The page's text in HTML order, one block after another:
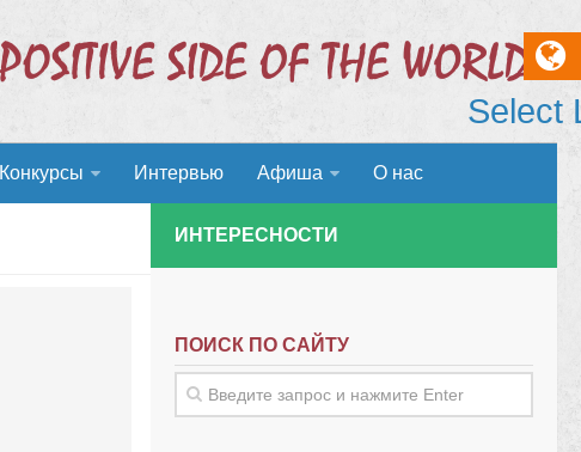
Конкурсы Интервью Афиша О нас
ИНТЕРЕСНОСТИ
ПОИСК ПО САЙТУ
Select